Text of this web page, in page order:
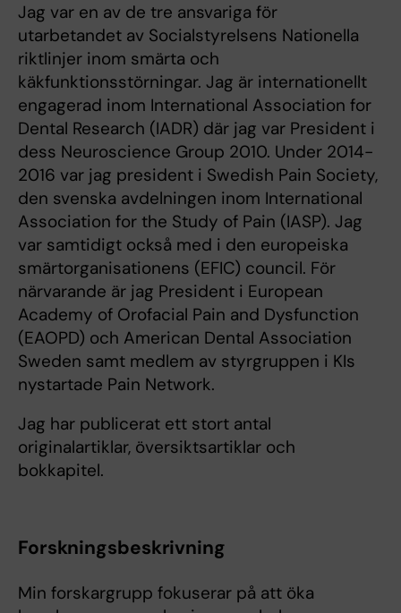
Jag var en av de tre ansvariga för
utarbetandet av Socialstyrelsens Nationella
riktlinjer inom smärta och
käkfunktionsstörningar. Jag är internationellt
engagerad inom International Association for
Dental Research (IADR) där jag var President i
dess Neuroscience Group 2010. Under 2014-
2016 var jag president i Swedish Pain Society,
den svenska avdelningen inom International
Association for the Study of Pain (IASP). Jag
var samtidigt också med i den europeiska
smärtorganisationens (EFIC) council. För
närvarande är jag President i European
Academy of Orofacial Pain and Dysfunction
(EAOPD) och American Dental Association
Sweden samt medlem av styrgruppen i KIs
nystartade Pain Network.
Jag har publicerat ett stort antal
originalartiklar, översiktsartiklar och
bokkapitel.
Forskningsbeskrivning
Min forskargrupp fokuserar på att öka